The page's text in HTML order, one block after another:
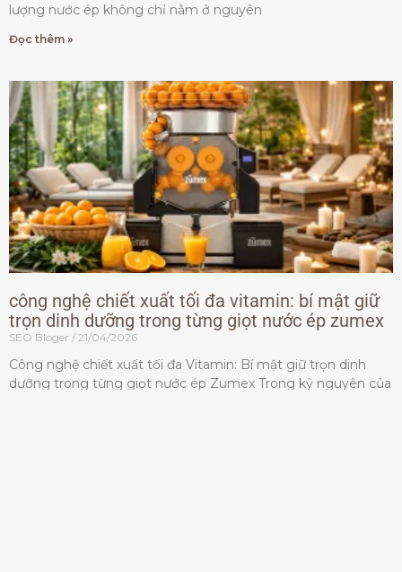
lượng nước ép không chỉ nằm ở nguyên
Đọc thêm »
công nghệ chiết xuất tối đa vitamin: bí mật giữ
trọn dinh dưỡng trong từng giọt nước ép zumex
SEO Bloger 21/04/2026
Công nghệ chiết xuất tối đa Vitamin: Bí mật giữ trọn dinh
dưỡng trong từng giọt nước ép Zumex Trong kỷ nguyên của